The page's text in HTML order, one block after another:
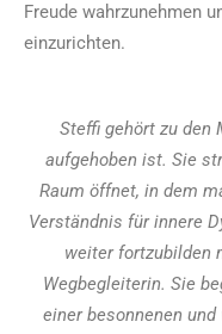
Freude wahrzunehmen
einzurichten.
Steffi gehört zu den
aufgehoben ist. Sie
Raum öffnet, in dem
Verständnis für innere
weiter fortzubilden
Wegbegleiterin. Sie
einer besonnenen